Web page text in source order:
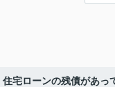
住宅ローンの残債があっ